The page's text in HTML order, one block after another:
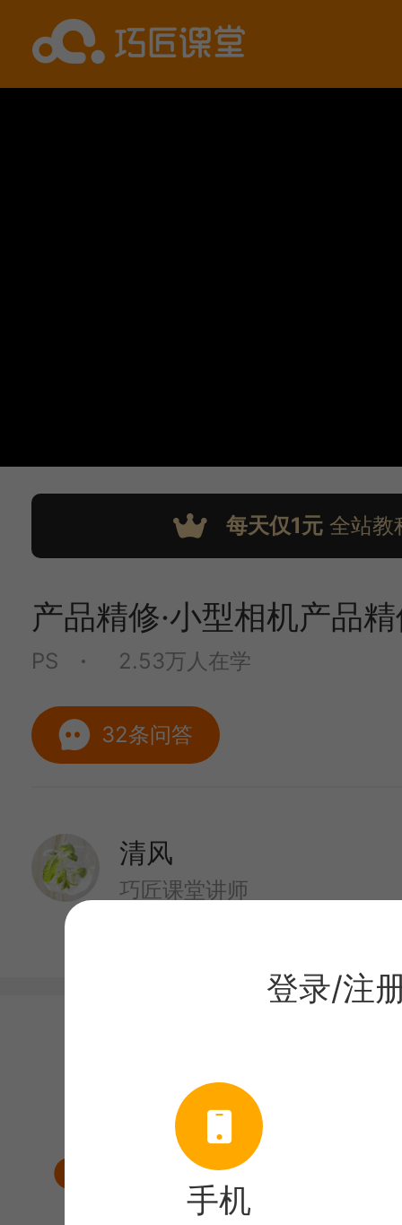
每天仅1元全站教
产品精修·小型相机产品
PS 2.53万人在学
32条问答
清风
巧匠课堂讲师
小型相机产品精修
登录/注
手机